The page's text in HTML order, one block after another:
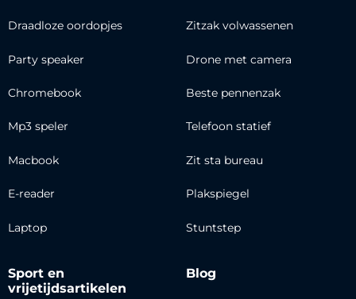
Draadloze oordopjes
Party speaker
Chromebook
Mp3 speler
Macbook
E-reader
Laptop
Zitzak volwassenen
Drone met camera
Beste pennenzak
Telefoon statief
Zit sta bureau
Plakspiegel
Stuntstep
Sport en
vrijetijdsartikelen
Blog